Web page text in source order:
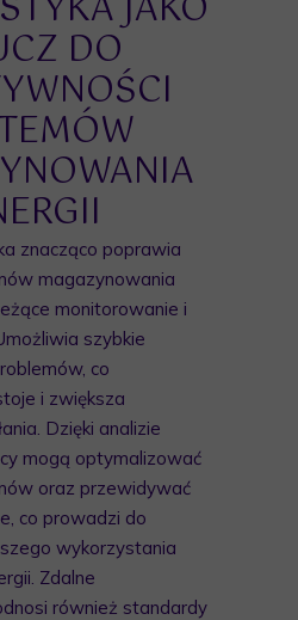
DO
znacząco poprawia
magazynowania
monitorowanie i
szybkie
co
i zwiększa
Dzięki analizie
mogą optymalizować
oraz przewidywać
co prowadzi do
wykorzystania
Zdalne
również standardy